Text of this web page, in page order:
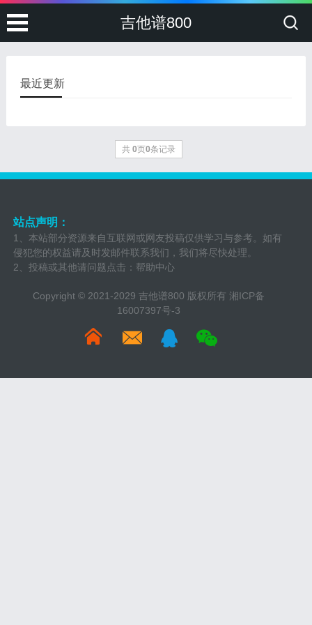
吉他谱800
最近更新
共0页0条记录
站点声明：
1、本站部分资源来自互联网或网友投稿仅供学习与参考。如有
侵犯您的权益请及时发邮件联系我们，我们将尽快处理。
2、投稿或其他请问题点击： 帮助中心
Copyright © 2021-2029 吉他谱800 版权所有湘ICP备
16007397号-3